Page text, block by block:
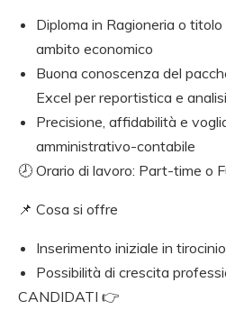
Diploma in Ragioneria o
ambito economico
Buona conoscenza del
Excel per reportistica e
Precisione, affidabilità e
amministrativo-contabile
🕗 Orario di lavoro: Part-time o
📌 Cosa si offre
Inserimento iniziale in
Possibilità di crescita
CANDIDATI 👉